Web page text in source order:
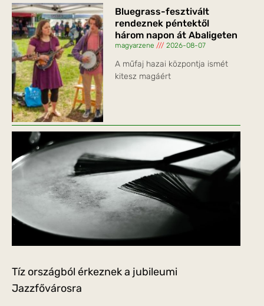
Bluegrass-fesztivált
rendeznek péntektől
három napon át Abaligeten
magyarzene 2026-08-07
A műfaj hazai központja ismét
kitesz magáért
Tíz országból érkeznek a jubileumi
Jazzfővárosra